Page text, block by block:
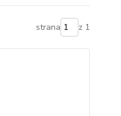
strana z 1